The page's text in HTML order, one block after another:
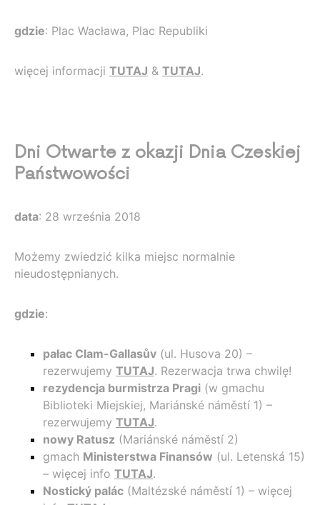
gdzie: Plac Wacława, Plac Republiki
więcej informacji TUTAJ & TUTAJ.
Dni Otwarte z okazji Dnia Czeskiej
Państwowości
data: 28 września 2018
Możemy zwiedzić kilka miejsc normalnie
nieudostępnianych.
gdzie:
pałac Clam-Gallasův (ul. Husova 20) –
rezerwujemy TUTAJ. Rezerwacja trwa chwilę!
rezydencja burmistrza Pragi (w gmachu
Biblioteki Miejskiej, Mariánské náměstí 1) –
rezerwujemy TUTAJ.
nowy Ratusz (Mariánské náměstí 2)
gmach Ministerstwa Finansów (ul. Letenská 15)
– więcej info TUTAJ.
Nostický palác (Maltézské náměstí 1) – więcej